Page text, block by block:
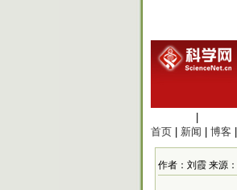
首页
新闻 博客
作者：刘霞 来源：